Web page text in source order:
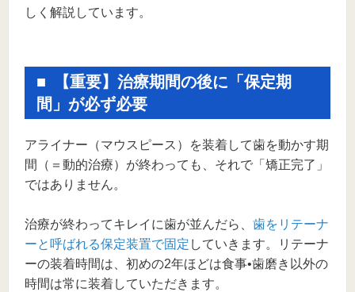
しく解説しています。
【重要】治療期間の後に「保定期
間」が必ず必要
アライナー（マウスピース）を装着して歯を動かす期
間（＝動的治療）が終わっても、それで「矯正完了」
ではありません。
治療が終わってキレイに歯が並んだら、 歯をリテーナ
ーと呼ばれる保定装置で固定 していきます。リテーナ
ーの装着時間は、初めの2年ほどは食事•歯磨き以外の
時間は常に装着していただきます。